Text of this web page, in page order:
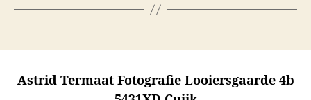
Astrid Termaat Fotografie Looiersgaarde 4b